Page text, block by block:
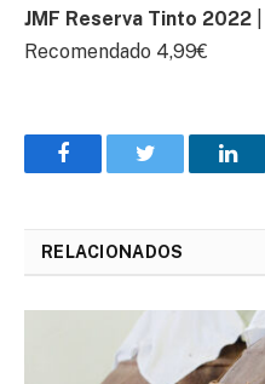
JMF Reserva Tinto 2022
Recomendado 4,99€
FacebookTwitter
O
RELACIONADOS